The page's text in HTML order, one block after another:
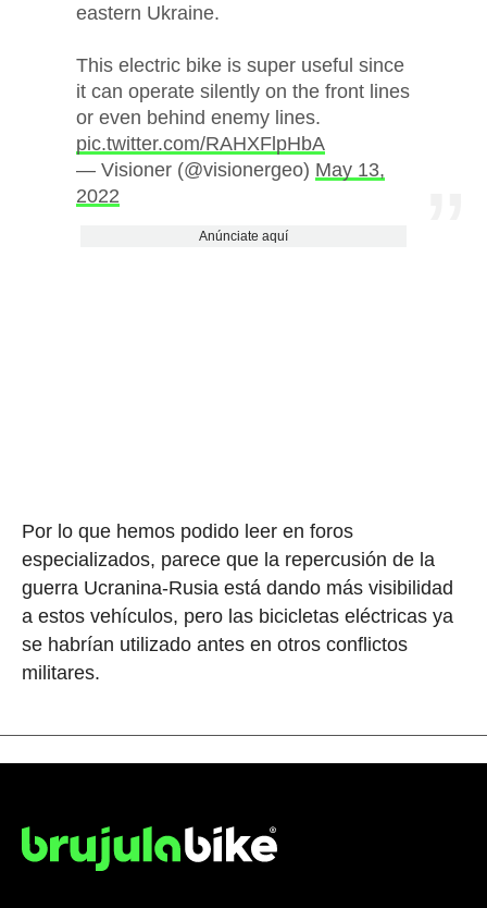
eastern Ukraine.
This electric bike is super useful since
it can operate silently on the front lines
or even behind enemy lines.
pic.twitter.com/RAHXFlpHbA
— Visioner (@visionergeo) May 13,
2022
Anúnciate aquí
Por lo que hemos podido leer en foros
especializados, parece que la repercusión de la
guerra Ucranina-Rusia está dando más visibilidad
a estos vehículos, pero las bicicletas eléctricas ya
se habrían utilizado antes en otros conflictos
militares.